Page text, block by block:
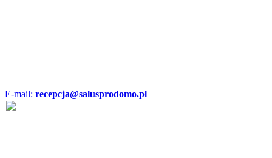
E-mail: recepcja@salusprodomo.pl